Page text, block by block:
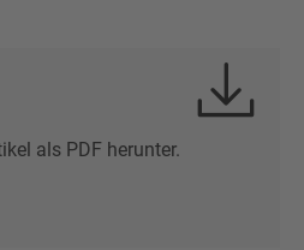
als PDF herunter.